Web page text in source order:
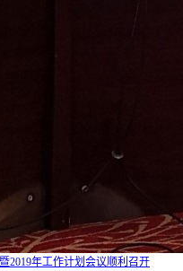
2019年工作计划会议顺利召开